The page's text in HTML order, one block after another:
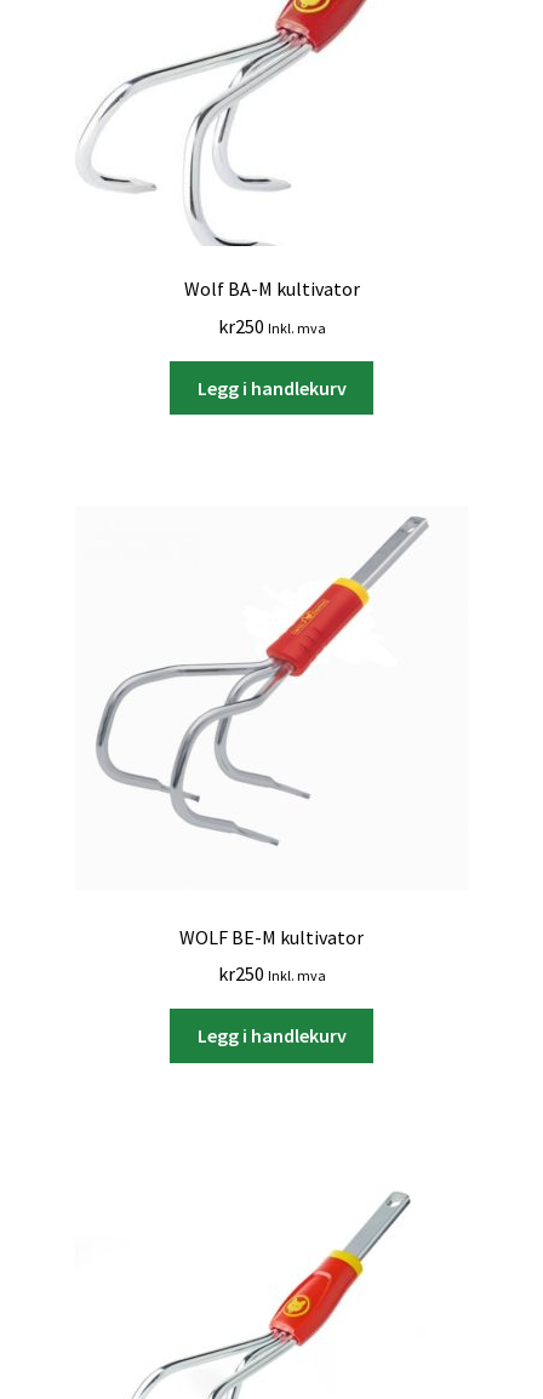
Wolf BA-M kultivator
kr250 Inkl. mva
Legg i handlekurv
WOLF BE-M kultivator
kr250 Inkl. mva
Legg i handlekurv